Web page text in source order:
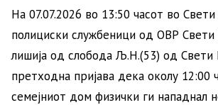
На 07.07.2026 во 13:50 часот во
полициски службеници од ОВР Свети
лишија од слобода Љ.Н.(53) од Свети
претходна пријава дека околу 12:00
семејниот дом физички ги нападнал